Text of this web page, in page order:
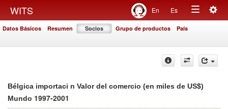
WITS En Es
Toggle
Datos Básicos Resumen Socios Grupo de productos País
Bélgica importaci n Valor del comercio (en miles de US$)
Mundo 1997-2001